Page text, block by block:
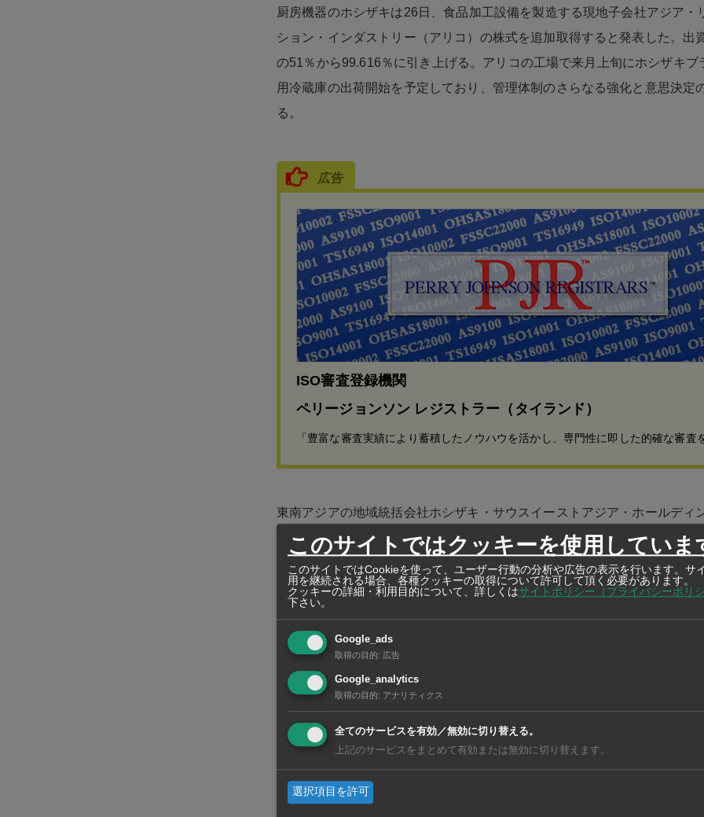
厨房機器のホシザキは26日、食品加工設備を製造する現地子会社アジア・
ション・インダストリー（アリコ）の株式を追加取得すると発表した。出
の51％から99.616％に引き上げる。アリコの工場で来月上旬にホシザキブ
用冷蔵庫の出荷開始を予定しており、管理体制のさらなる強化と意思決定
る。
広告
ISO審査登録機関
ペリージョンソン レジストラー（タイランド）
「豊富な審査実績により蓄積したノウハウを活かし、専門性に即した的確な審査
東南アジアの地域統括会社ホシザキ・サウスイーストアジア・ホールディ
社：シンガポール）を通じて、合弁先の空調・電気設備工事大手シーレフ
48.616％を6月ごろに取得する。
ホシザキは昨年3月にアリコの株式51％を取得して子会社化。アリコの既存
とって東南アジア初の生産拠点となる。
アリコは、空調・電気設備工事大手のシーレフィコの子会社として2007年
場を構えている。
https://ashu-
このサイトではクッキーを使用していま
このサイトではCookieを使って、ユーザー行動の分析や広告の表示を行います。サ
用を継続される場合、各種クッキーの取得について許可して頂く必要があります。
クッキーの詳細・利用目的について、詳しくはサイトポリシー（プライバシーポリシ
下さい。
Google_ads
取得の目的: 広告
Google_analytics
取得の目的: アナリティクス
全てのサービスを有効／無効に切り替える。
上記のサービスをまとめて有効または無効に切り替えます。
選択項目を許可